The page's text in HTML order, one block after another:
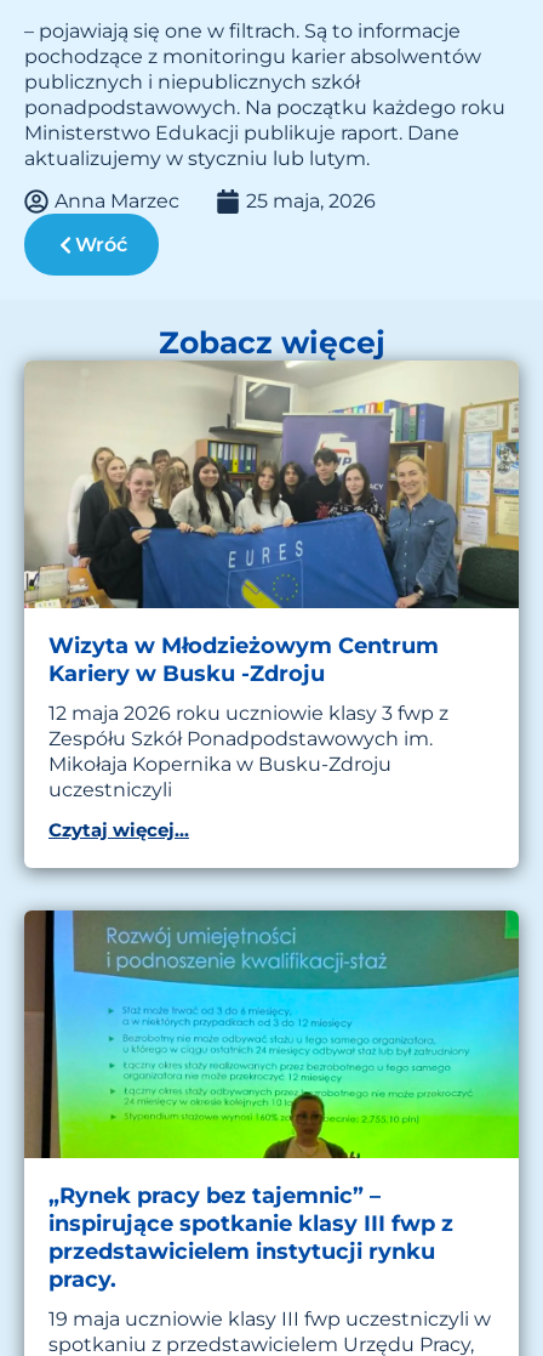
– pojawiają się one w filtrach. Są to informacje
pochodzące z monitoringu karier absolwentów
publicznych i niepublicznych szkół
ponadpodstawowych. Na początku każdego roku
Ministerstwo Edukacji publikuje raport. Dane
aktualizujemy w styczniu lub lutym.
Anna Marzec
25 maja, 2026
Wróć
Zobacz więcej
Wizyta w Młodzieżowym Centrum
Kariery w Busku -Zdroju
12 maja 2026 roku uczniowie klasy 3 fwp z
Zespółu Szkół Ponadpodstawowych im.
Mikołaja Kopernika w Busku-Zdroju
uczestniczyli
Czytaj więcej...
„Rynek pracy bez tajemnic” –
inspirujące spotkanie klasy III fwp z
przedstawicielem instytucji rynku
pracy.
19 maja uczniowie klasy III fwp uczestniczyli w
spotkaniu z przedstawicielem Urzędu Pracy,